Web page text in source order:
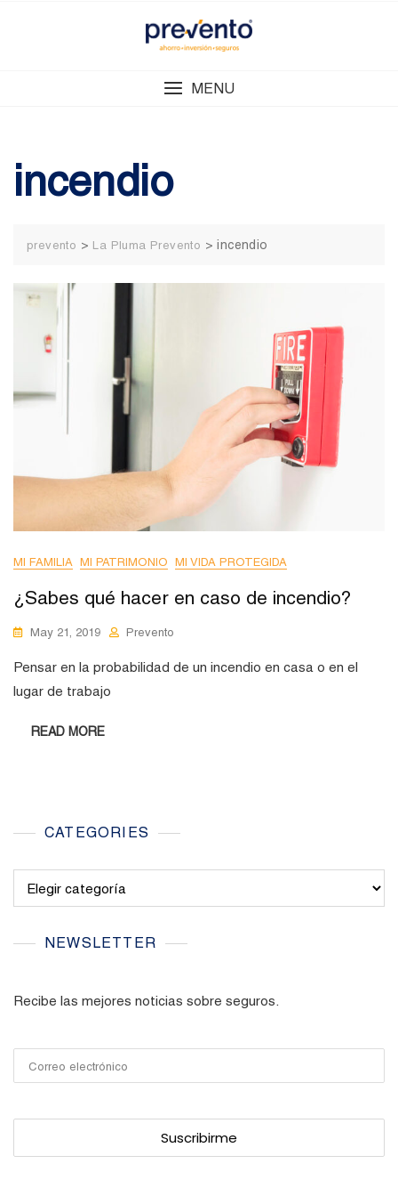
MENU
incendio
prevento > La Pluma Prevento >incendio
MI FAMILIA MI PATRIMONIO MI VIDA PROTEGIDA
¿Sabes qué hacer en caso de incendio?
May 21, 2019 Prevento
Pensar en la probabilidad de un incendio en casa o en el
lugar de trabajo
READ MORE
CATEGORIES
NEWSLETTER
Recibe las mejores noticias sobre seguros.